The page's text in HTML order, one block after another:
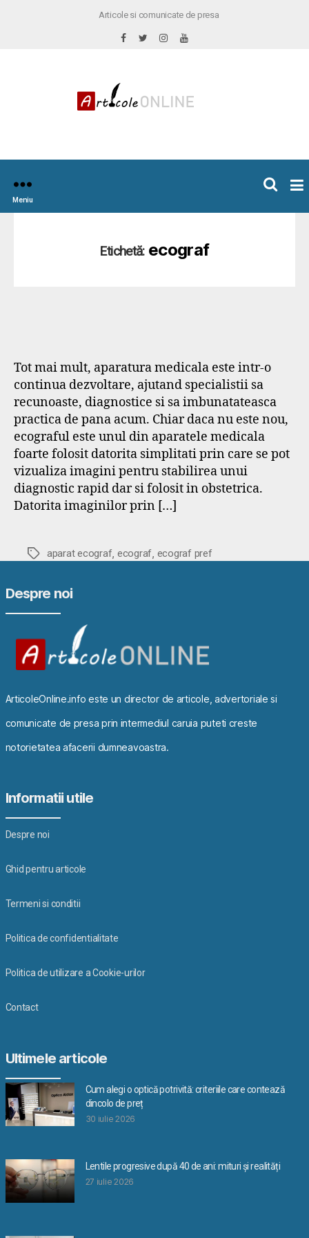
Articole si comunicate de presa
Meniu
Etichetă: ecograf
Tot mai mult, aparatura medicala este intr-o
continua dezvoltare, ajutand specialistii sa
recunoaste, diagnostice si sa imbunatateasca
practica de pana acum. Chiar daca nu este nou,
ecograful este unul din aparatele medicala
foarte folosit datorita simplitati prin care se pot
vizualiza imagini pentru stabilirea unui
diagnostic rapid dar si folosit in obstetrica.
Datorita imaginilor prin […]
Eticheteaparat ecograf, ecograf, ecograf pref
Despre noi
ArticoleOnline.info este un director de articole, advertoriale si
comunicate de presa prin intermediul caruia puteti creste
notorietatea afacerii dumneavoastra.
Informatii utile
Despre noi
Ghid pentru articole
Termeni si conditii
Politica de confidentialitate
Politica de utilizare a Cookie-urilor
Contact
Ultimele articole
Cum alegi o optică potrivită: criteriile care contează
dincolo de preț
30 iulie 2026
Lentile progresive după 40 de ani: mituri și realități
27 iulie 2026